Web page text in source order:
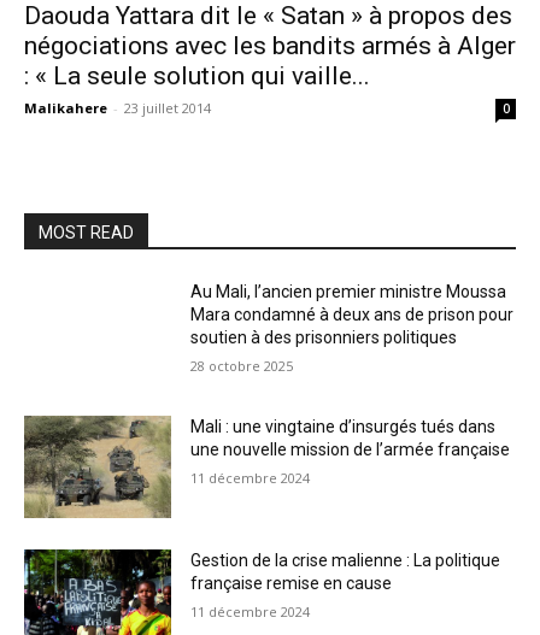
Daouda Yattara dit le « Satan » à propos des
négociations avec les bandits armés à Alger
: « La seule solution qui vaille...
Malikahere - 23 juillet 2014 0
MOST READ
Au Mali, l’ancien premier ministre Moussa
Mara condamné à deux ans de prison pour
soutien à des prisonniers politiques
28 octobre 2025
Mali : une vingtaine d’insurgés tués dans
une nouvelle mission de l’armée française
11 décembre 2024
Gestion de la crise malienne : La politique
française remise en cause
11 décembre 2024